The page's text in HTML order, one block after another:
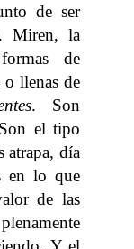
de ser
Miren, la
de
o llenas de
. Son
el tipo
atrapa, día
en lo que
de las